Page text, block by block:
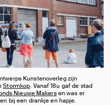
Kunstenoverleg zijn
Stormkop. Vanaf 18u gaf de stad
Nieuwe Makersen was er
bij een drankje en hapje.